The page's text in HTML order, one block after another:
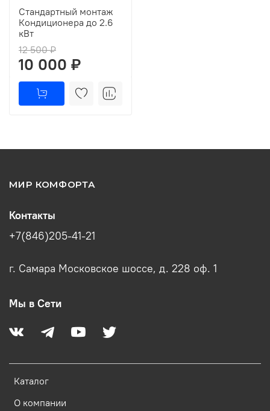
Стандартный монтаж
Кондиционера до 2.6
кВт
12 500 ₽
10 000 ₽
МИР КОМФОРТА
Каталог
О компании
Контакты
+7(846)205-41-21
г. Самара Московское шоссе, д. 228 оф. 1
Мы в Сети